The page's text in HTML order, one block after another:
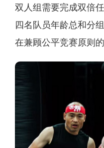
双人组需要完成双倍
四名队员年龄总和分
在兼顾公平竞赛原则